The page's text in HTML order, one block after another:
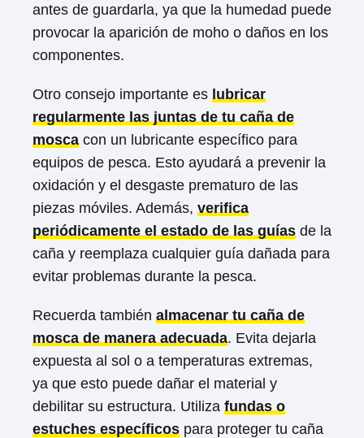
antes de guardarla, ya que la humedad puede
provocar la aparición de moho o daños en los
componentes.
Otro consejo importante es lubricar
regularmente las juntas de tu caña de
mosca con un lubricante específico para
equipos de pesca. Esto ayudará a prevenir la
oxidación y el desgaste prematuro de las
piezas móviles. Además, verifica
periódicamente el estado de las guías de la
caña y reemplaza cualquier guía dañada para
evitar problemas durante la pesca.
Recuerda también almacenar tu caña de
mosca de manera adecuada. Evita dejarla
expuesta al sol o a temperaturas extremas,
ya que esto puede dañar el material y
debilitar su estructura. Utiliza fundas o
estuches específicos para proteger tu caña